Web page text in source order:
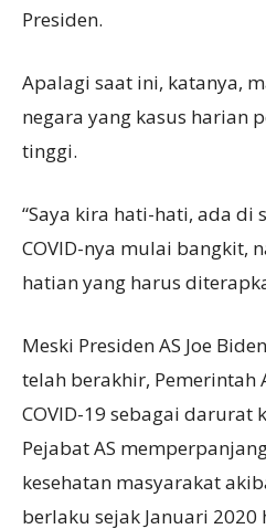
Presiden.
Apalagi saat ini, katanya,
negara yang kasus harian
tinggi.
“Saya kira hati-hati, ada di
COVID-nya mulai bangkit,
hatian yang harus
Meski Presiden AS Joe
telah berakhir, Pemerintah
COVID-19 sebagai darurat
Pejabat AS
kesehatan masyarakat
berlaku sejak Januari 2020